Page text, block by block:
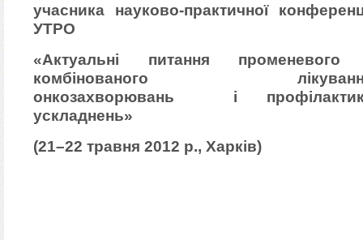
учасника науково-практичної
УТРО
«Актуальні питання променевого
комбінованого
онкозахворювань і
ускладнень»
(21–22 травня 2012 р., Харків)